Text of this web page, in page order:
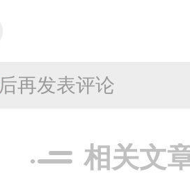
后再发表评论
相关文